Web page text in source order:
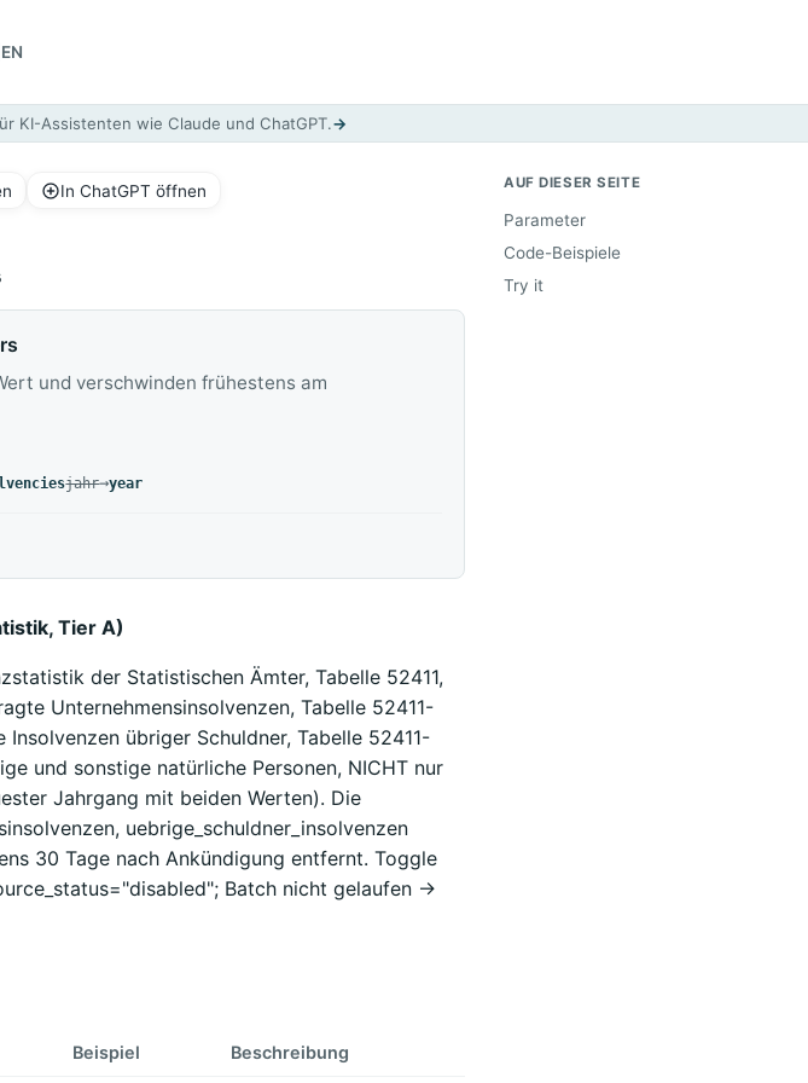
EN
KI-Assistenten wie Claude und ChatGPT.→
In ChatGPT öffnen
und verschwinden frühestens am
jahr
ersetzt durch
→year
Tier A)
der Statistischen Ämter, Tabelle 52411,
Unternehmensinsolvenzen, Tabelle 52411-
übriger Schuldner, Tabelle 52411-
und sonstige natürliche Personen, NICHT nur
Jahrgang mit beiden Werten). Die
uebrige_schuldner_insolvenzen
30 Tage nach Ankündigung entfernt. Toggle
Batch nicht gelaufen ->
Beispiel Beschreibung
AUF DIESER SEITE
Parameter
Code-Beispiele
Try it